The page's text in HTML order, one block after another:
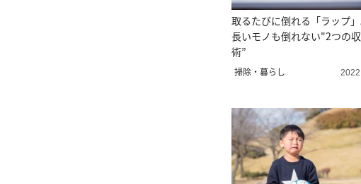
取るたびに倒れる「ラップ
長いモノも倒れない"2つの
術”
掃除・暮らし